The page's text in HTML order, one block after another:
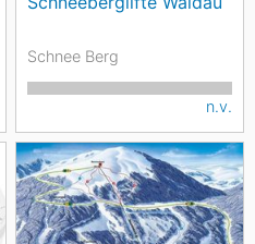
Schnee Berg
n.v.